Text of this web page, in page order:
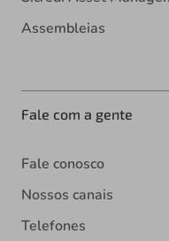
Assembleias
Fale com a gente
Fale conosco
Nossos canais
Telefones